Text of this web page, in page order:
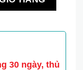
30 ngày, thủ